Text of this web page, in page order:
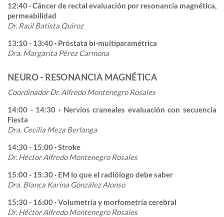
12:40 · Cáncer de rectal evaluación por resonancia magnética,
permeabilidad
Dr. Raúl Batista Quiroz
13:10 - 13:40 · Próstata bi-multiparamétrica
Dra. Margarita Pérez Carmona
NEURO - RESONANCIA MAGNÉTICA
Coordinador Dr. Alfredo Montenegro Rosales
14:00 - 14:30 · Nervios craneales evaluación con secuencia
Fiesta
Dra. Cecilia Meza Berlanga
14:30 - 15:00 · Stroke
Dr. Héctor Alfredo Montenegro Rosales
15:00 - 15:30 · EM lo que el radiólogo debe saber
Dra. Blanca Karina González Alonso
15:30 - 16:00 · Volumetría y morfometría cerebral
Dr. Héctor Alfredo Montenegro Rosales